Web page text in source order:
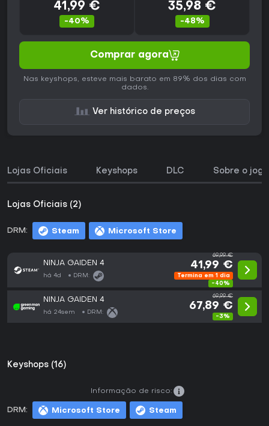
41,99 €
-40%
35,98 €
-48%
Comprar agora
Nas keyshops, esteve mais barato em 89% dos dias com
dados.
Ver histórico de preços
Lojas Oficiais Keyshops DLC Sobre o jogo
Lojas Oficiais (2)
DRM: Steam Microsoft Store
NINJA GAIDEN 4
há 4d DRM:
69,99 €
41,99 €
Termina em 1 dia
-40%
NINJA GAIDEN 4
há 24sem DRM:
69,99 €
67,89 €
-3%
Keyshops (16)
DRM: Microsoft Store Steam
Informação de risco: